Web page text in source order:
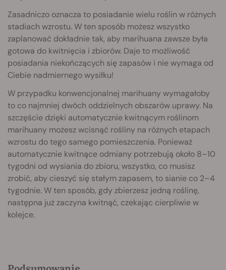
Zasadniczo oznacza to posiadanie wielu roślin w różnych
stadiach wzrostu. W ten sposób możesz wszystko
zaplanować dokładnie tak, aby marihuana zawsze była
gotowa do kwitnięcia i zbiorów. Daje to możliwość
posiadania niekończących się zapasów i nie wymaga od
Ciebie nadmiernego wysiłku!
W przypadku konwencjonalnej marihuany wymagałoby
to co najmniej dwóch oddzielnych obszarów uprawy. Na
szczęście dzięki automatycznie kwitnącym roślinom
marihuany możesz wcisnąć rośliny na różnych etapach
wzrostu do tego samego pomieszczenia. Ponieważ
automatycznie kwitnące odmiany potrzebują około 8–10
tygodni od wysiania do zbioru, wszystko, co musisz
zrobić, aby cieszyć się stałym zapasem, to sianie co 2–4
tygodnie. W ten sposób, gdy zbierzesz jedną roślinę,
następna już zaczyna kwitnąć, czekając cierpliwie w
kolejce.